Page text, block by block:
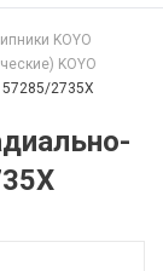
KOYO
KOYO
57285/2735X